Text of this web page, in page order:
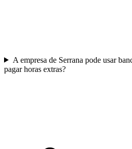
A empresa de Serrana pode usar
pagar horas extras?